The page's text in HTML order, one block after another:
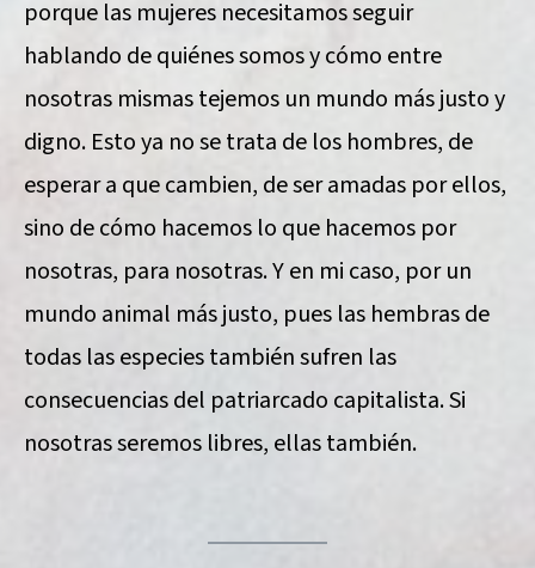
porque las mujeres necesitamos seguir
hablando de quiénes somos y cómo entre
nosotras mismas tejemos un mundo más justo y
digno. Esto ya no se trata de los hombres, de
esperar a que cambien, de ser amadas por ellos,
sino de cómo hacemos lo que hacemos por
nosotras, para nosotras. Y en mi caso, por un
mundo animal más justo, pues las hembras de
todas las especies también sufren las
consecuencias del patriarcado capitalista. Si
nosotras seremos libres, ellas también.